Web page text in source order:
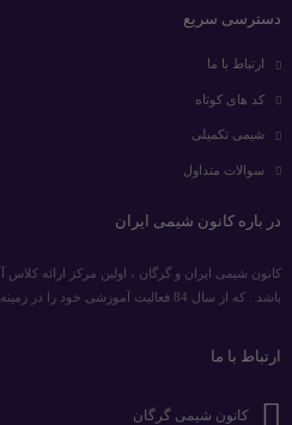
دسترسی سریع
ارتباط با ما
کد های کوتاه
شیمی تکمیلی
سوالات متداول
در باره کانون شیمی ایران
کانون شیمی ایران و گرگان ، اولین مرکز ارائه
باشد . که از سال 84 فعالیت آموزشی خود را در زمینه آموزش آنلاین شیمی شروع کرده است .
ارتباط با ما
کانون شیمی گرگان